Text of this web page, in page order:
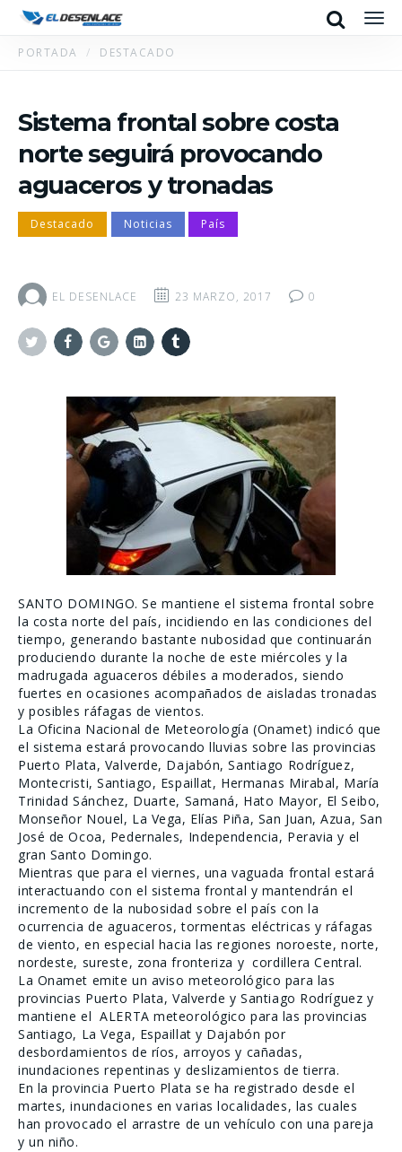
Search
PORTADA DESTACADO
Sistema frontal sobre costa
norte seguirá provocando
aguaceros y tronadas
Destacado Noticias País
EL DESENLACE 23 MARZO, 2017 0
SANTO DOMINGO. Se mantiene el sistema frontal sobre
la costa norte del país, incidiendo en las condiciones del
tiempo, generando bastante nubosidad que continuarán
produciendo durante la noche de este miércoles y la
madrugada aguaceros débiles a moderados, siendo
fuertes en ocasiones acompañados de aisladas tronadas
y posibles ráfagas de vientos.
La Oficina Nacional de Meteorología (Onamet) indicó que
el sistema estará provocando lluvias sobre las provincias
Puerto Plata, Valverde, Dajabón, Santiago Rodríguez,
Montecristi, Santiago, Espaillat, Hermanas Mirabal, María
Trinidad Sánchez, Duarte, Samaná, Hato Mayor, El Seibo,
Monseñor Nouel, La Vega, Elías Piña, San Juan, Azua, San
José de Ocoa, Pedernales, Independencia, Peravia y el
gran Santo Domingo.
Mientras que para el viernes, una vaguada frontal estará
interactuando con el sistema frontal y mantendrán el
incremento de la nubosidad sobre el país con la
ocurrencia de aguaceros, tormentas eléctricas y ráfagas
de viento, en especial hacia las regiones noroeste, norte,
nordeste, sureste, zona fronteriza y cordillera Central.
La Onamet emite un aviso meteorológico para las
provincias Puerto Plata, Valverde y Santiago Rodríguez y
mantiene el ALERTA meteorológico para las provincias
Santiago, La Vega, Espaillat y Dajabón por
desbordamientos de ríos, arroyos y cañadas,
inundaciones repentinas y deslizamientos de tierra.
En la provincia Puerto Plata se ha registrado desde el
martes, inundaciones en varias localidades, las cuales
han provocado el arrastre de un vehículo con una pareja
y un niño.